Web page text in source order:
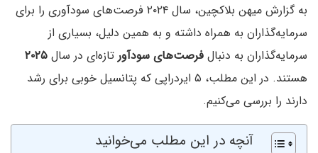
به گزارش میهن بلاکچین، سال ۲۰۲۴ فرصت‌های سودآوری را برای
سرمایه‌گذاران به‌ همراه داشته و به همین دلیل، بسیاری از
سرمایه‌گذاران به دنبال فرصت‌های سودآورتازه‌ای در سال ۲۰۲۵
هستند. در این مطلب، ۵ ایردراپی که پتانسیل خوبی برای رشد
دارند را بررسی می‌کنیم.
آنچه در این مطلب می‌خوانید